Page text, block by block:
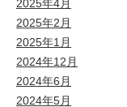
2025年4月
2025年2月
2025年1月
2024年12月
2024年6月
2024年5月